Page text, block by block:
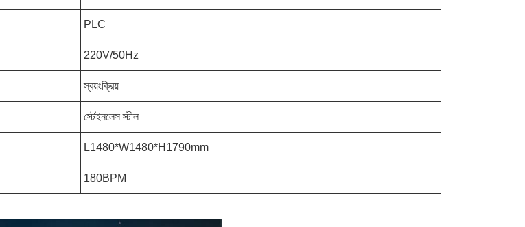
PLC
220V/50Hz
স্বয়ংক্রিয়
স্টেইনলেস স্টীল
L1480*W1480*H1790mm
180BPM